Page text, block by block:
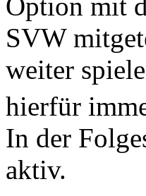
SVW
weiter
hierfür
In der
aktiv.